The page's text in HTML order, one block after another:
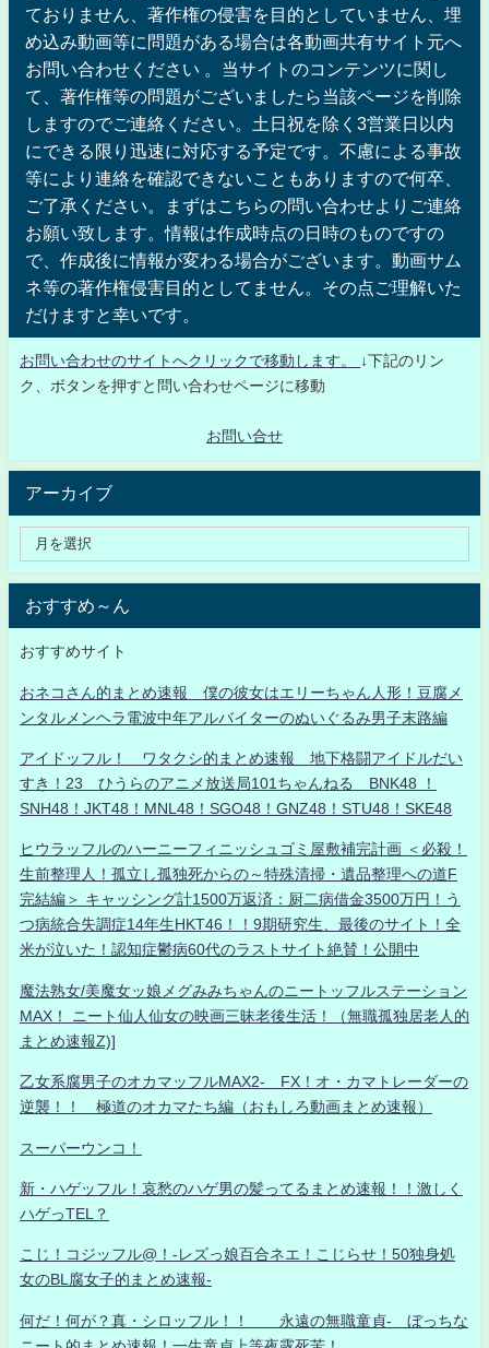
ておりません、著作権の侵害を目的としていません、埋
め込み動画等に問題がある場合は各動画共有サイト元へ
お問い合わせください 。当サイトのコンテンツに関し
て、著作権等の問題がございましたら当該ページを削除
しますのでご連絡ください。土日祝を除く3営業日以内
にできる限り迅速に対応する予定です。不慮による事故
等により連絡を確認できないこともありますので何卒、
ご了承ください。まずはこちらの問い合わせよりご連絡
お願い致します。情報は作成時点の日時のものですの
で、作成後に情報が変わる場合がございます。動画サム
ネ等の著作権侵害目的としてません。その点ご理解いた
だけますと幸いです。
お問い合わせのサイトへクリックで移動します。
↓下記のリン
ク、ボタンを押すと問い合わせページに移動
お問い合せ
アーカイブ
おすすめ～ん
おすすめサイト
おネコさん的まとめ速報 僕の彼女はエリーちゃん人形！豆腐メ
ンタルメンヘラ電波中年アルバイターのぬいぐるみ男子末路編
アイドッフル！ ワタクシ的まとめ速報 地下格闘アイドルだい
すき！23 ひうらのアニメ放送局101ちゃんねる BNK48 ！
SNH48！JKT48！MNL48！SGO48！GNZ48！STU48！SKE48
ヒウラッフルのハーニーフィニッシュゴミ屋敷補完計画 ＜必殺！
生前整理人！孤立し孤独死からの～特殊清掃・遺品整理への道F
完結編＞ キャッシング計1500万返済：厨二病借金3500万円！う
つ病統合失調症14年生HKT46！！9期研究生、最後のサイト！全
米が泣いた！認知症鬱病60代のラストサイト絶賛！公開中
魔法熟女/美魔女ッ娘メグみみちゃんのニートッフルステーション
MAX！ ニート仙人仙女の映画三昧老後生活！（無職孤独居老人的
まとめ速報Z)]
乙女系腐男子のオカマッフルMAX2- FX！オ・カマトレーダーの
逆襲！！ 極道のオカマたち編（おもしろ動画まとめ速報）
スーパーウンコ！
新・ハゲッフル！哀愁のハゲ男の髪ってるまとめ速報！！激しく
ハゲっTEL？
こじ！コジッフル@！-レズっ娘百合ネエ！こじらせ！50独身処
女のBL腐女子的まとめ速報-
何だ！何が？真・シロッフル！！ 永遠の無職童貞- ぼっちな